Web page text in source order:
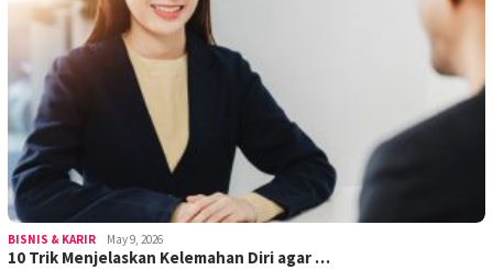
BISNIS & KARIR May 9, 2026
10 Trik Menjelaskan Kelemahan Diri agar …